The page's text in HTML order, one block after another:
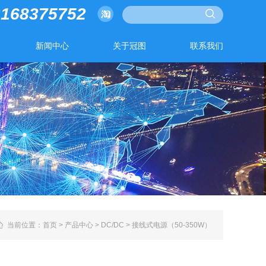
新闻中心 关于冠图 联系我们
当前位置： 首页 > 产品中心 > DC/DC > 接线式电源（50-350W）